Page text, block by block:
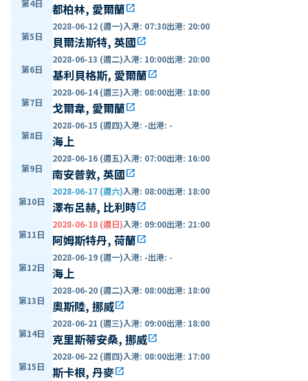
第4日 都柏林, 愛爾蘭open_in_new
第5日
2028-06-12 (週一)入港: 07:30出港: 20:00
貝爾法斯特, 英國open_in_new
第6日
2028-06-13 (週二)入港: 10:00出港: 20:00
基利貝格斯, 愛爾蘭open_in_new
第7日
2028-06-14 (週三)入港: 08:00出港: 18:00
戈爾韋, 愛爾蘭open_in_new
第8日
2028-06-15 (週四)入港: -出港: -
海上
第9日
2028-06-16 (週五)入港: 07:00出港: 16:00
南安普敦, 英國open_in_new
第10日
2028-06-17 (週六)入港: 08:00出港: 18:00
澤布呂赫, 比利時open_in_new
第11日
2028-06-18 (週日)入港: 09:00出港: 21:00
阿姆斯特丹, 荷蘭open_in_new
第12日
2028-06-19 (週一)入港: -出港: -
海上
第13日
2028-06-20 (週二)入港: 08:00出港: 18:00
奧斯陸, 挪威open_in_new
第14日
2028-06-21 (週三)入港: 09:00出港: 18:00
克里斯蒂安桑, 挪威open_in_new
第15日
2028-06-22 (週四)入港: 08:00出港: 17:00
斯卡根, 丹麥open_in_new